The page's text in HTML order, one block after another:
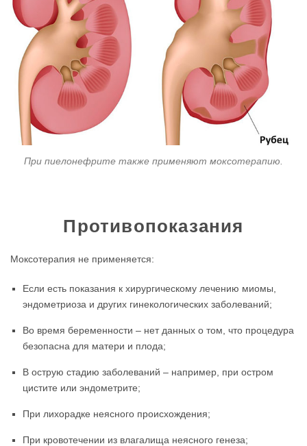
При пиелонефрите также применяют моксотерапию.
Противопоказания
Моксотерапия не применяется:
Если есть показания к хирургическому лечению миомы,
эндометриоза и других гинекологических заболеваний;
Во время беременности – нет данных о том, что процедура
безопасна для матери и плода;
В острую стадию заболеваний – например, при остром
цистите или эндометрите;
При лихорадке неясного происхождения;
При кровотечении из влагалища неясного генеза;